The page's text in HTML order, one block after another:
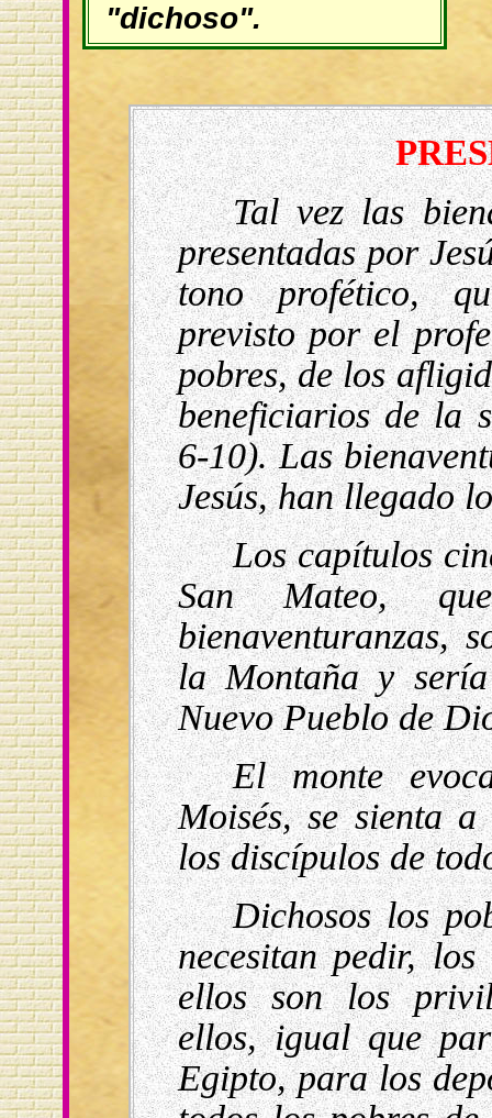
"dichoso".
Tal vez las
presentadas por
tono profético,
previsto por el
pobres, de los
beneficiarios de la
6-10). Las
Jesús, han llegado
Los capítulos
San Mateo,
bienaventuranzas,
la Montaña y
Nuevo Pueblo de
El monte
Moisés, se sienta
los discípulos de
Dichosos los
necesitan pedir,
ellos son los
ellos, igual que
Egipto, para los